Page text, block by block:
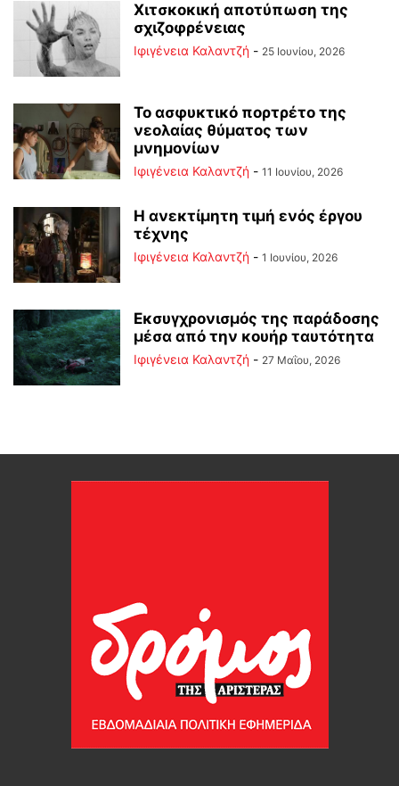
Χιτσκοκική αποτύπωση της
σχιζοφρένειας
Ιφιγένεια Καλαντζή - 25 Ιουνίου, 2026
Το ασφυκτικό πορτρέτο της
νεολαίας θύματος των
μνημονίων
Ιφιγένεια Καλαντζή - 11 Ιουνίου, 2026
Η ανεκτίμητη τιμή ενός έργου
τέχνης
Ιφιγένεια Καλαντζή - 1 Ιουνίου, 2026
Εκσυγχρονισμός της παράδοσης
μέσα από την κουήρ ταυτότητα
Ιφιγένεια Καλαντζή - 27 Μαΐου, 2026